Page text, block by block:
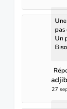
Un
27